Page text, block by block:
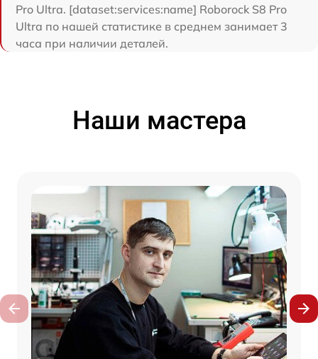
Pro Ultra. [dataset:services:name] Roborock S8 Pro
Ultra по нашей статистике в среднем занимает 3
часа при наличии деталей.
Наши мастера